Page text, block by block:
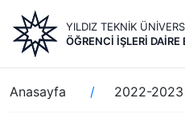
içeriğe
atla
YILDIZ TEKNİK
ÖĞRENCI İŞLERI
Sayfa
yolu
Anasayfa 2022-2023